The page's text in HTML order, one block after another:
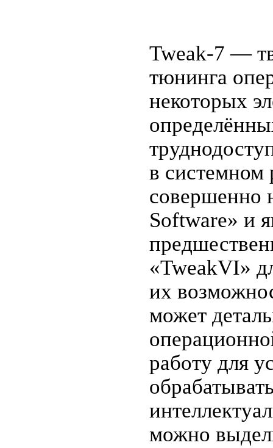
Tweak-7 —
тюнинга
некоторых
в системном
совершенно
Software» и
«TweakVI»
их
может
работу для
можно